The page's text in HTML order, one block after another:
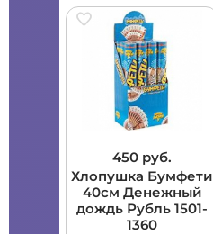
450 руб.
Хлопушка Бумфети
40см Денежный
дождь Рубль 1501-
1360